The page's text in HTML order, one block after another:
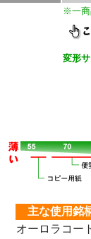
※一商
変形
主な使用銘
オーロラコー